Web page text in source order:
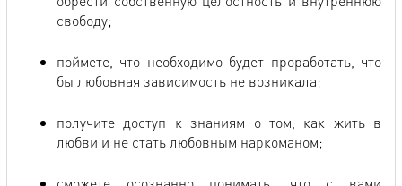
свободу;
поймете, что необходимо будет проработать, что
бы любовная зависимость не возникала;
получите доступ к знаниям о том, как жить в
любви и не стать любовным наркоманом;